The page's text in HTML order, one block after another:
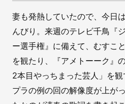
妻も発熱していたので、今日
んびり。来週のテレビ千鳥『
ー選手権』に備えて、むすこ
を観たり、『アメトーーク』
2本目やっちまった芸人」を観
プラの例の回の解像度が上が